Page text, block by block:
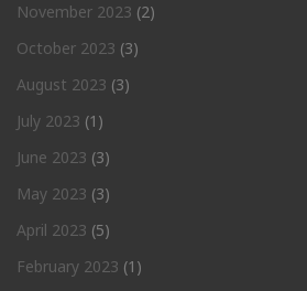
November 2023 (2)
October 2023 (3)
August 2023 (3)
July 2023 (1)
June 2023 (3)
May 2023 (3)
April 2023 (5)
February 2023 (1)